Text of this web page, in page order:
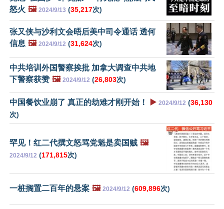
怒火 🖼️ 2024/9/13 (35,217次)
张又侠与沙利文会晤后美中司令通话 透何
信息 🖼️ 2024/9/12 (31,624次)
中共培训外国警察挨批 加拿大调查中共地
下警察获赞 🖼️ 2024/9/12 (26,803次)
中国餐饮业崩了 真正的劫难才刚开始！ ▶️ 2024/9/12 (36,130
次)
罕见！红二代撰文怒骂党魁是卖国贼 🖼️
2024/9/12 (171,815次)
一桩搁置二百年的悬案 🖼️ 2024/9/12 (609,896次)